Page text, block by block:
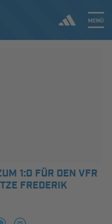
MENÜ
1:0 FÜR DEN VFR B
FREDERIK H